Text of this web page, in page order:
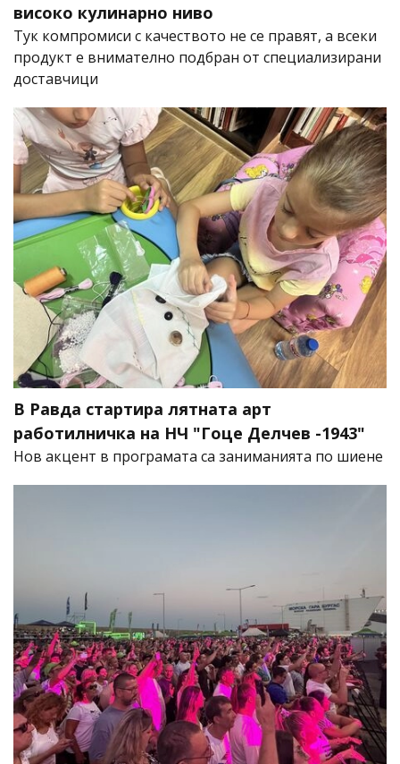
високо кулинарно ниво
Тук компромиси с качеството не се правят, а всеки
продукт е внимателно подбран от специализирани
доставчици
В Равда стартира лятната арт
работилничка на НЧ "Гоце Делчев -1943"
Нов акцент в програмата са заниманията по шиене